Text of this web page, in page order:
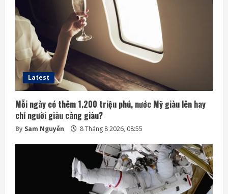
Latest
Mỗi ngày có thêm 1.200 triệu phú, nước Mỹ giàu lên hay
chỉ người giàu càng giàu?
By Sam Nguyễn 8 Tháng 8 2026, 08:55